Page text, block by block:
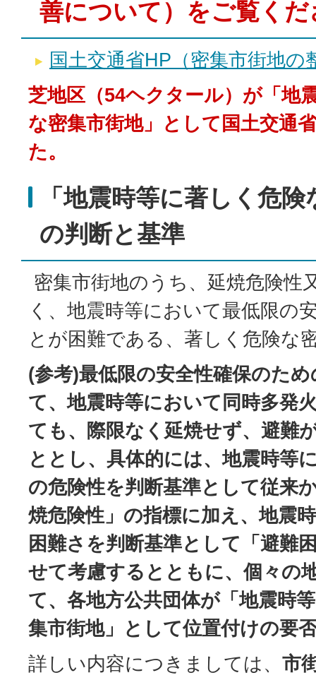
善について）をご覧くだ
国土交通省HP（密集市街地の
芝地区（54ヘクタール）が「地
な密集市街地」として国土交通
た。
「地震時等に著しく危
の判断と基準
密集市街地のうち、延焼危険性
く、地震時等において最低限の
とが困難である、著しく危険な
(参考)最低限の安全性確保のた
て、地震時等において同時多発
ても、際限なく延焼せず、避難
ととし、具体的には、地震時等
の危険性を判断基準として従来
焼危険性」の指標に加え、地震
困難さを判断基準として「避難
せて考慮するとともに、個々の
て、各地方公共団体が「地震時
集市街地」として位置付けの要
詳しい内容につきましては、 市